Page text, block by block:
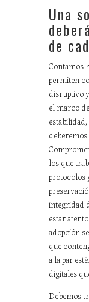
Una
de
Contamos
permiten
disruptivo
el marco
los que
protocolos
integridad
estar
adopción
que
a la par
digitales
Debemos